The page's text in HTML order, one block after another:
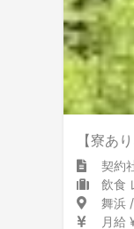
【寮あ
契約
飲食
舞浜
月給